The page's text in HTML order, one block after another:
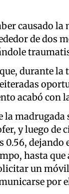
causado
de dos
durante la
acabó con
la
y luego de
0.56,
hasta que
un
por